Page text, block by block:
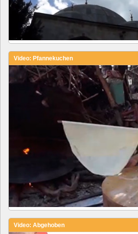
Video: Pfannekuchen
Video: Abgehoben